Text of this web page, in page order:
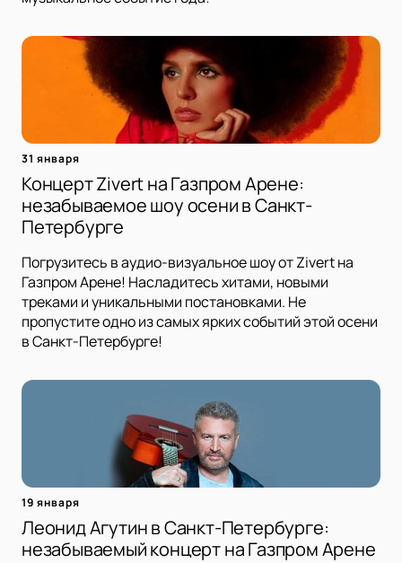
31 января
Концерт Zivert на Газпром Арене:
незабываемое шоу осени в Санкт-
Петербурге
Погрузитесь в аудио-визуальное шоу от Zivert на
Газпром Арене! Насладитесь хитами, новыми
треками и уникальными постановками. Не
пропустите одно из самых ярких событий этой осени
в Санкт-Петербурге!
19 января
Леонид Агутин в Санкт-Петербурге:
незабываемый концерт на Газпром Арене